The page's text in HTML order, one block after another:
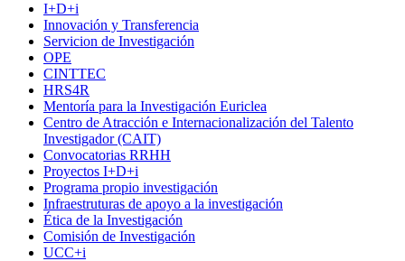
I+D+i
Innovación y Transferencia
Servicion de Investigación
OPE
CINTTEC
HRS4R
Mentoría para la Investigación Euriclea
Centro de Atracción e Internacionalización del Talento
Investigador (CAIT)
Convocatorias RRHH
Proyectos I+D+i
Programa propio investigación
Infraestruturas de apoyo a la investigación
Ética de la Investigación
Comisión de Investigación
UCC+i